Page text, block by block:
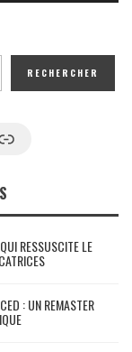
RECHERCHER
News
RESSUSCITE LE
: UN REMASTER